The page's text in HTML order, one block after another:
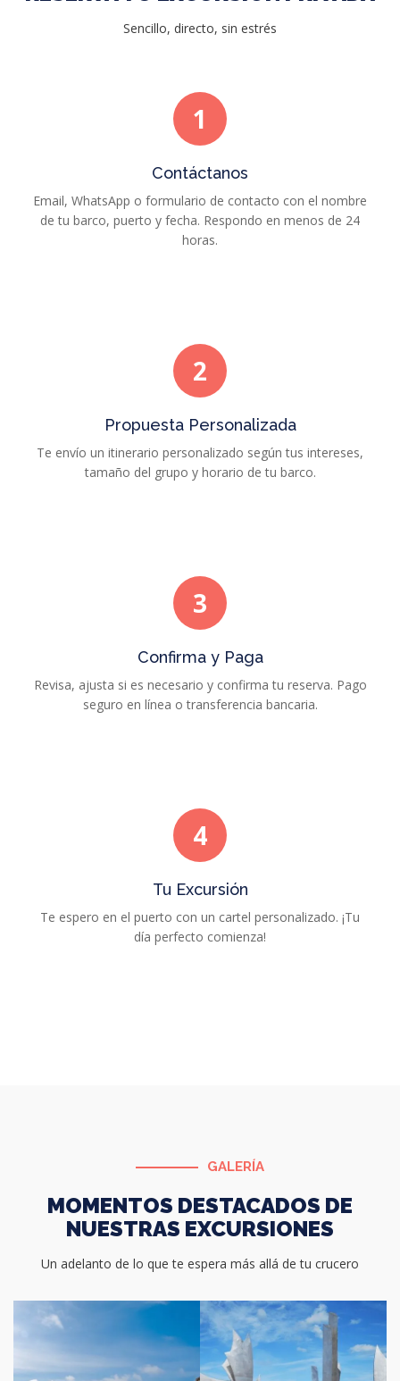
Sencillo, directo, sin estrés
1
Contáctanos
Email, WhatsApp o formulario de contacto con el nombre
de tu barco, puerto y fecha. Respondo en menos de 24
horas.
2
Propuesta Personalizada
Te envío un itinerario personalizado según tus intereses,
tamaño del grupo y horario de tu barco.
3
Confirma y Paga
Revisa, ajusta si es necesario y confirma tu reserva. Pago
seguro en línea o transferencia bancaria.
4
Tu Excursión
Te espero en el puerto con un cartel personalizado. ¡Tu
día perfecto comienza!
GALERÍA
MOMENTOS DESTACADOS DE
NUESTRAS EXCURSIONES
Un adelanto de lo que te espera más allá de tu crucero